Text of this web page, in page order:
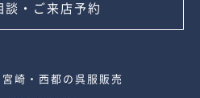
談・ご来店予約
崎・西都の呉服販売